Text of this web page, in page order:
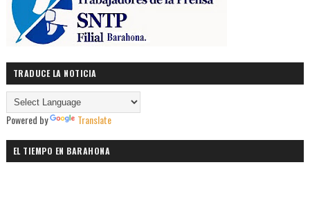
TRADUCE LA NOTICIA
Powered by Translate
EL TIEMPO EN BARAHONA